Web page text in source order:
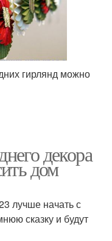
гирлянд можно
декора
дом
лучше начать с
сказку и будут